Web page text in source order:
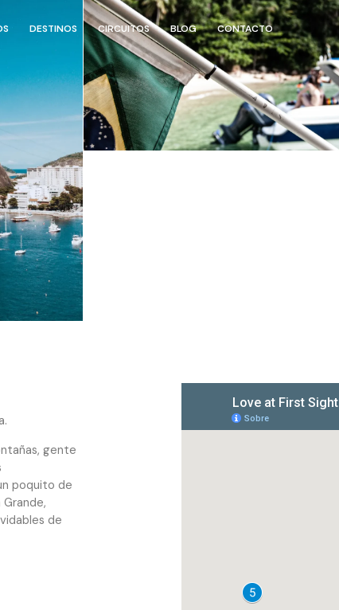
DESTINOS CIRCUITOS BLOG CONTACTO
gente
poquito de
de